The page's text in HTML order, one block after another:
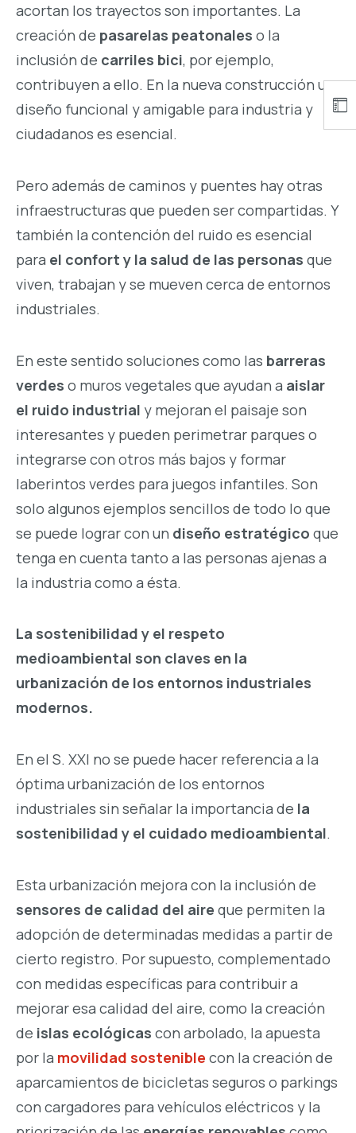
acortan los trayectos son importantes. La
creación de pasarelas peatonales o la
inclusión de carriles bici, por ejemplo,
contribuyen a ello. En la nueva construcción un
diseño funcional y amigable para industria y
ciudadanos es esencial.
Pero además de caminos y puentes hay otras
infraestructuras que pueden ser compartidas. Y
también la contención del ruido es esencial
para el confort y la salud de las personas que
viven, trabajan y se mueven cerca de entornos
industriales.
En este sentido soluciones como las barreras
verdes o muros vegetales que ayudan a aislar
el ruido industrial y mejoran el paisaje son
interesantes y pueden perimetrar parques o
integrarse con otros más bajos y formar
laberintos verdes para juegos infantiles. Son
solo algunos ejemplos sencillos de todo lo que
se puede lograr con un diseño estratégico que
tenga en cuenta tanto a las personas ajenas a
la industria como a ésta.
La sostenibilidad y el respeto
medioambiental son claves en la
urbanización de los entornos industriales
modernos.
En el S. XXI no se puede hacer referencia a la
óptima urbanización de los entornos
industriales sin señalar la importancia de la
sostenibilidad y el cuidado medioambiental.
Esta urbanización mejora con la inclusión de
sensores de calidad del aire que permiten la
adopción de determinadas medidas a partir de
cierto registro. Por supuesto, complementado
con medidas específicas para contribuir a
mejorar esa calidad del aire, como la creación
de islas ecológicas con arbolado, la apuesta
por la movilidad sostenible con la creación de
aparcamientos de bicicletas seguros o parkings
con cargadores para vehículos eléctricos y la